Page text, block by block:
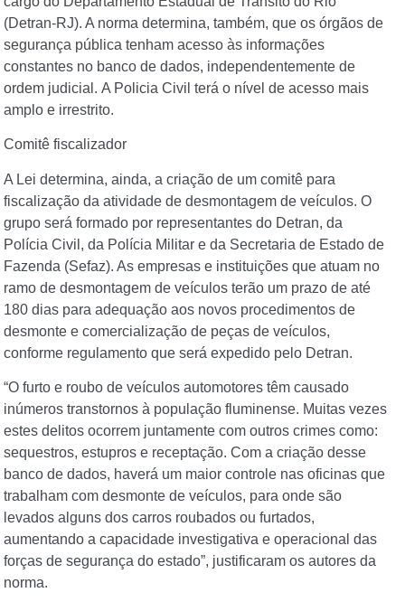
(Detran-RJ). A norma determina, também, que os órgãos de
segurança pública tenham acesso às informações
constantes no banco de dados, independentemente de
ordem judicial. A Policia Civil terá o nível de acesso mais
amplo e irrestrito.
Comitê fiscalizador
A Lei determina, ainda, a criação de um comitê para
fiscalização da atividade de desmontagem de veículos. O
grupo será formado por representantes do Detran, da
Polícia Civil, da Polícia Militar e da Secretaria de Estado de
Fazenda (Sefaz). As empresas e instituições que atuam no
ramo de desmontagem de veículos terão um prazo de até
180 dias para adequação aos novos procedimentos de
desmonte e comercialização de peças de veículos,
conforme regulamento que será expedido pelo Detran.
“O furto e roubo de veículos automotores têm causado
inúmeros transtornos à população fluminense. Muitas vezes
estes delitos ocorrem juntamente com outros crimes como:
sequestros, estupros e receptação. Com a criação desse
banco de dados, haverá um maior controle nas oficinas que
trabalham com desmonte de veículos, para onde são
levados alguns dos carros roubados ou furtados,
aumentando a capacidade investigativa e operacional das
forças de segurança do estado”, justificaram os autores da
norma.